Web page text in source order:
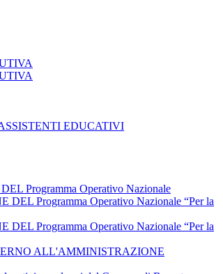
EDUCATIVI
Programma Operativo Nazionale
Programma Operativo Nazionale “Per la
Programma Operativo Nazionale “Per la
ALL'AMMINISTRAZIONE